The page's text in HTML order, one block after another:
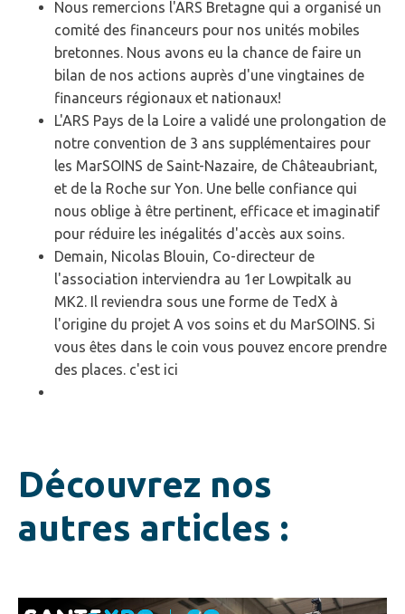
Nous remercions l'ARS Bretagne qui a organisé un
comité des financeurs pour nos unités mobiles
bretonnes. Nous avons eu la chance de faire un
bilan de nos actions auprès d'une vingtaines de
financeurs régionaux et nationaux!
L'ARS Pays de la Loire a validé une prolongation de
notre convention de 3 ans supplémentaires pour
les MarSOINS de Saint-Nazaire, de Châteaubriant,
et de la Roche sur Yon. Une belle confiance qui
nous oblige à être pertinent, efficace et imaginatif
pour réduire les inégalités d'accès aux soins.
Demain, Nicolas Blouin, Co-directeur de
l'association interviendra au 1er Lowpitalk au
MK2. Il reviendra sous une forme de TedX à
l'origine du projet A vos soins et du MarSOINS. Si
vous êtes dans le coin vous pouvez encore prendre
des places. c'est ici
Découvrez nos
autres articles :